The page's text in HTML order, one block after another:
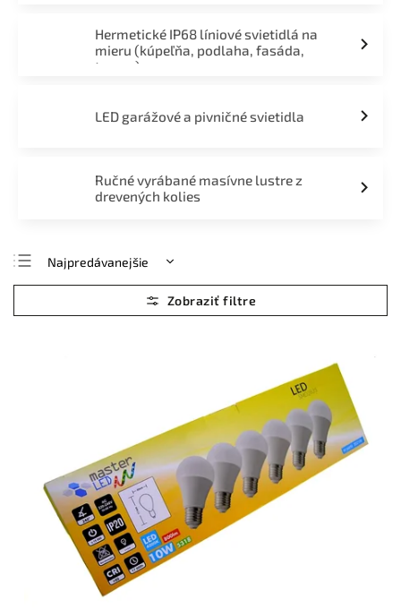
Hermetické IP68 líniové svietidlá na
mieru (kúpeľňa, podlaha, fasáda,
terasa)
LED garážové a pivničné svietidla
Ručné vyrábané masívne lustre z
drevených kolies
Najpredávanejšie
Najlacnejšie
Najdrahšie